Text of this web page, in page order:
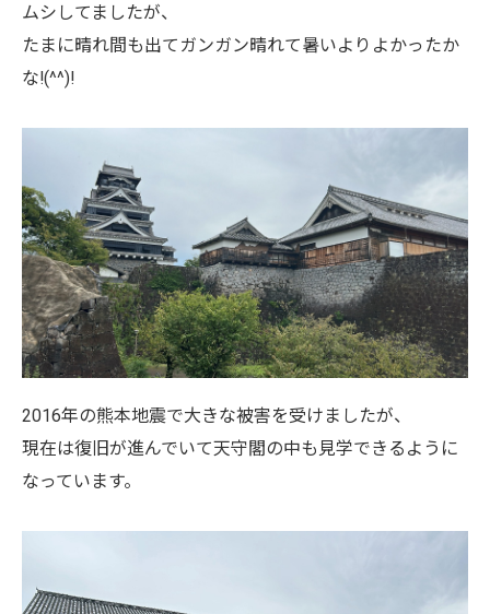
ムシしてましたが、
たまに晴れ間も出てガンガン晴れて暑いよりよかったか
な!(^^)!
2016年の熊本地震で大きな被害を受けましたが、
現在は復旧が進んでいて天守閣の中も見学できるように
なっています。